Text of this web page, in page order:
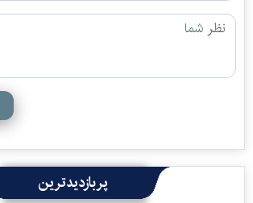
پربازدیدترین